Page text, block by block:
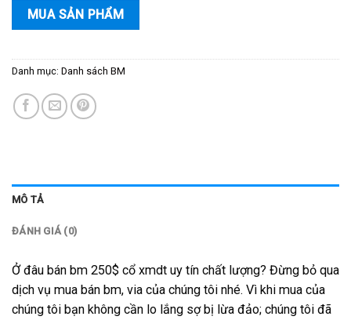
MUA SẢN PHẨM
Danh mục: Danh sách BM
MÔ TẢ
ĐÁNH GIÁ (0)
Ở đâu bán bm 250$ cổ xmdt uy tín chất lượng? Đừng bỏ qua
dịch vụ mua bán bm, via của chúng tôi nhé. Vì khi mua của
chúng tôi bạn không cần lo lắng sợ bị lừa đảo; chúng tôi đã